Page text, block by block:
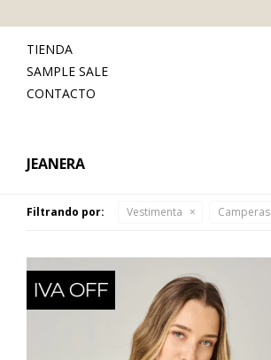
TIENDA
SAMPLE SALE
CONTACTO
JEANERA
Filtrando por: Vestimenta Camperas